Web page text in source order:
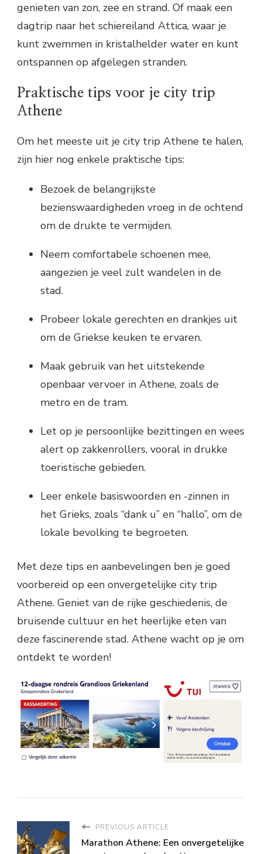
genieten van zon, zee en strand. Of maak een
dagtrip naar het schiereiland Attica, waar je
kunt zwemmen in kristalhelder water en kunt
ontspannen op afgelegen stranden.
Praktische tips voor je city trip
Athene
Om het meeste uit je city trip Athene te halen,
zijn hier nog enkele praktische tips:
Bezoek de belangrijkste
bezienswaardigheden vroeg in de ochtend
om de drukte te vermijden.
Neem comfortabele schoenen mee,
aangezien je veel zult wandelen in de
stad.
Probeer lokale gerechten en drankjes uit
om de Griekse keuken te ervaren.
Maak gebruik van het uitstekende
openbaar vervoer in Athene, zoals de
metro en de tram.
Let op je persoonlijke bezittingen en wees
alert op zakkenrollers, vooral in drukke
toeristische gebieden.
Leer enkele basiswoorden en -zinnen in
het Grieks, zoals “dank u” en “hallo”, om de
lokale bevolking te begroeten.
Met deze tips en aanbevelingen ben je goed
voorbereid op een onvergetelijke city trip
Athene. Geniet van de rijke geschiedenis, de
bruisende cultuur en het heerlijke eten van
deze fascinerende stad. Athene wacht op je om
ontdekt te worden!
PREVIOUS ARTICLE
Marathon Athene: Een onvergetelijke